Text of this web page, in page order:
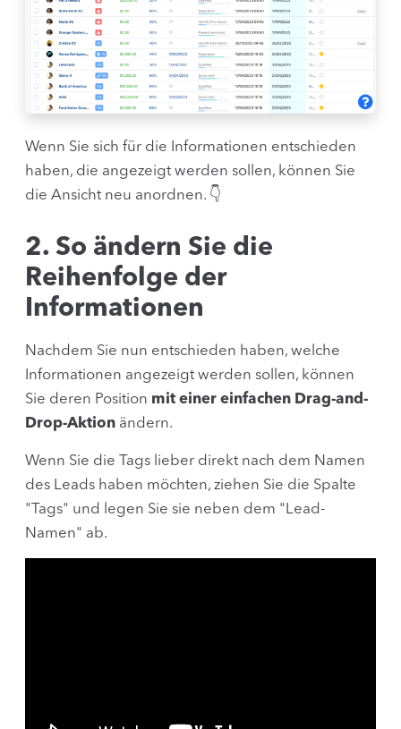
Wenn Sie sich für die Informationen entschieden
haben, die angezeigt werden sollen, können Sie
die Ansicht neu anordnen. 👇
2. So ändern Sie die
Reihenfolge der
Informationen
Nachdem Sie nun entschieden haben, welche
Informationen angezeigt werden sollen, können
Sie deren Position mit einer einfachen Drag-and-
Drop-Aktion ändern.
Wenn Sie die Tags lieber direkt nach dem Namen
des Leads haben möchten, ziehen Sie die Spalte
"Tags" und legen Sie sie neben dem "Lead-
Namen" ab.